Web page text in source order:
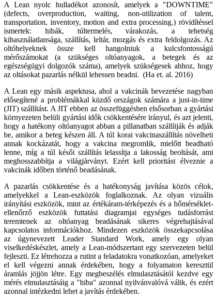
A Lean nyolc hulladékot azonosít, amelyek a "DOWNTIME"
(defects, overproduction, waiting, non-utilization of talent,
transportation, inventory, motion and extra processing.) rövidítéssel
ismertek: hibák, túltermelés, várakozás, a tehetség
kihasználatlansága, szállítás, leltár, mozgás és extra feldolgozás. Az
oltóhelyeknek össze kell hangolniuk a kulcsfontosságú
mérőszámokat (a szükséges oltóanyagok, a betegek és az
egészségügyi dolgozók száma), amelyek szükségesek ahhoz, hogy
az oltásokat pazarlás nélkül lehessen beadni. (Ha et. al. 2016)
A Lean egy másik aspektusa, ahol a vakcinák bevezetése nagyban
elősegítené a problémákkal küzdő országok számára a just-in-time
(JIT) szállítást. A JIT ebben az összefüggésben elsősorban a gyártási
környezeten belüli gyártási idők csökkentésére irányul, és azt jelenti,
hogy a hatékony oltóanyagot abban a pillanatban szállítják és adják
be, amikor a beteg készen áll. A túl korai vakcinaszállítás növelheti
annak kockázatát, hogy a vakcina megromlik, mielőtt beadható
lenne, míg a túl késői szállítás lelassítja a lakosság beoltását, ami
meghosszabbítja a világjárványt. Ezért kell prioritást élveznie a
vakcinák időben történő beadásának.
A pazarlás csökkentése és a hatékonyság javítása közös célok,
amelyekkel a Lean-eszközök foglalkoznak. Az olyan vizuális
irányítási eszközök, mint az értékáram-térképezés és a hőmérséklet-
ellenőrző eszközök futtatási diagramjai egységes tudásforrást
teremtenek az oltóanyag beadásának sikeres végrehajtásával
kapcsolatos információkhoz. Mindezen eszközök összekapcsolása
az úgynevezett Leader Standard Work, amely egy olyan
viselkedéskészlet, amely a Lean-módszertant egy szervezeten belül
fejleszti. Ez létrehozza a rutint a feladatokra vonatkozóan, amelyeket
el kell végezni annak érdekében, hogy a folyamaton keresztül
áramlás jöjjön létre. Egy megbeszélés elmulasztásától kezdve egy
mérés elmulasztásáig a "hiba" azonnal nyilvánvalóvá válik, és ezért
azonnal intézkedni lehet a javítás érdekében.